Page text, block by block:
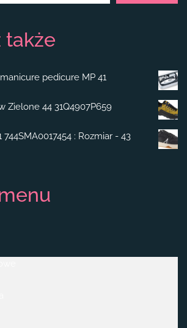
także
pedicure MP 41
Zielone 44 31Q4907P659
744SMA0017454 : Rozmiar - 43